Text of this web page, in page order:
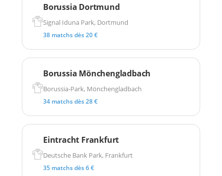
Borussia Dortmund
Signal Iduna Park, Dortmund
38 matchs dès 20 €
Borussia Mönchengladbach
Borussia-Park, Mönchengladbach
34 matchs dès 28 €
Eintracht Frankfurt
Deutsche Bank Park, Frankfurt
35 matchs dès 6 €